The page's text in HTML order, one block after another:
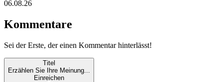
06.08.26
Kommentare
Sei der Erste, der einen Kommentar hinterlässt!
Titel
Erzählen Sie Ihre Meinung...
Einreichen